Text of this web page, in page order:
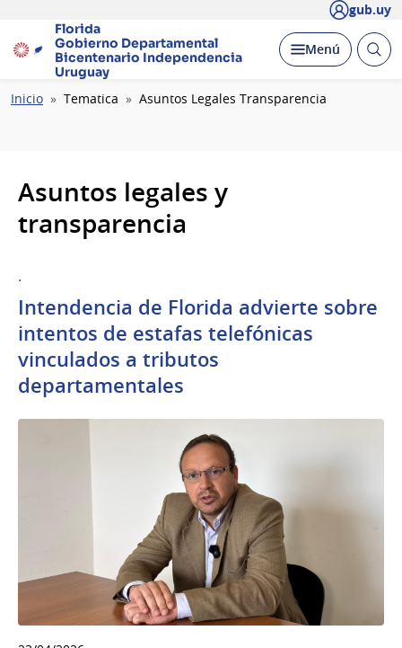
gub.uy
Florida
Gobierno Departamental
Bicentenario Independencia
Uruguay
Desplegar
Menú Abrir
Ruta
Inicio Tematica Asuntos Legales Transparencia
Asuntos legales y
transparencia
.
Intendencia de Florida advierte sobre
intentos de estafas telefónicas
vinculados a tributos
departamentales